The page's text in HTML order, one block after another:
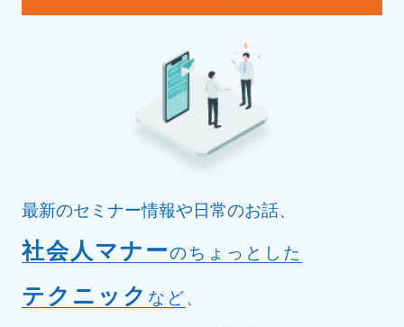
最新のセミナー情報や日常のお話、
社会人マナーのちょっとした
テクニック など、